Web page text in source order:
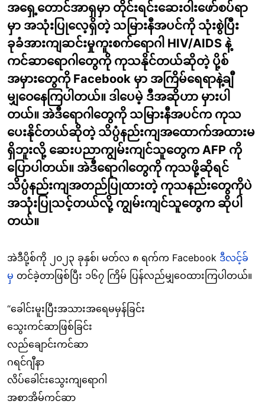
အရှေ့တောင်အာရှမှာ တိုင်းရင်းဆေးဝါးဖော်စပ်ရာ
မှာ အသုံးပြုလေ့ရှိတဲ့ သမြားနီအပင်ကို သုံးစွဲပြီး
ခုခံအားကျဆင်းမှုကူးစက်ရောဂါ HIV/AIDS နဲ့
ကင်ဆာရောဂါတွေကို ကုသနိုင်တယ်ဆိုတဲ့ ပို့စ်
အမှားတွေကို Facebook မှာ အကြိမ်ရေရာနဲ့ချီ
မျှဝေနေကြပါတယ်။ ဒါပေမဲ့ ဒီအဆိုဟာ မှားပါ
တယ်။ အဲဒီရောဂါတွေကို သမြားနီအပင်က ကုသ
ပေးနိုင်တယ်ဆိုတဲ့ သိပ္ပံနည်းကျအထောက်အထားမ
ရှိဘူးလို့ ဆေးပညာကျွမ်းကျင်သူတွေက AFP ကို
ပြောပါတယ်။ အဲဒီရောဂါတွေကို ကုသဖို့ဆိုရင်
သိပ္ပံနည်းကျအတည်ပြုထားတဲ့ ကုသနည်းတွေကိုပဲ
အသုံးပြုသင့်တယ်လို့ ကျွမ်းကျင်သူတွေက ဆိုပါ
တယ်။
အဲဒီပို့စ်ကို ၂၀၂၃ ခုနှစ်၊ မတ်လ ၈ ရက်က Facebook ဒီလင့်ခ်
မှ ာ တင်ခဲ့တာဖြစ်ပြီး ၁၆၇ ကြိမ် ပြန်လည်မျှဝေထားကြပါတယ်။
“ခေါင်းမူးပြီးအသားအရေမမှန်ခြင်း
သွေးကင်ဆာဖြစ်ခြင်း
လည်ချောင်းကင်ဆာ
ဂရင်ဂျီနာ
လိပ်ခေါင်းသွေးကျရောဂါ
အစာအိမ်ကင်ဆာ